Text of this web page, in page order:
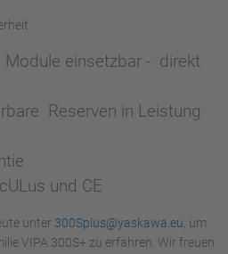
Module einsetzbar - direkt
Reserven in Leistung
und CE
unter 300Splus@yaskawa.eu , um
VIPA 300S+ zu erfahren. Wir freuen